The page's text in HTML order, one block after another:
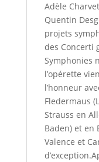
Adèle
Quentin
projets
des Concerti
Symphonies
l’opérette
l’honneur
Fledermaus
Strauss en
Baden) et en
Valence et